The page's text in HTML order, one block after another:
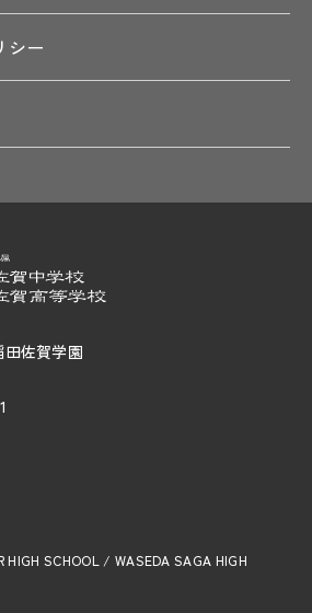
シー
佐賀学園
HIGH SCHOOL / WASEDA SAGA HIGH